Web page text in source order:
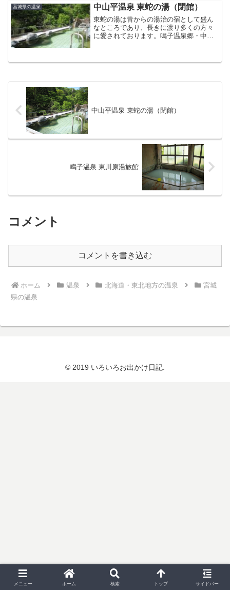
出...
宮城県の温泉 中山平温泉 東蛇の湯（閉館）
東蛇の湯は昔からの湯治の宿として盛ん
なところであり、長きに渡り多くの方々
に愛されております。鳴子温泉郷・中山
ん温泉へ、湯治をご希望のお客様は東蛇
中山平温泉 東蛇の湯（閉館）
鳴子温泉 東川原湯旅館
コメント
コメントを書き込む
ホーム 温泉 北海道・東北地方の温泉
宮城
県の温泉
© 2019 いろいろお出かけ日記.
メニュー ホーム 検索 トップ サイドバー